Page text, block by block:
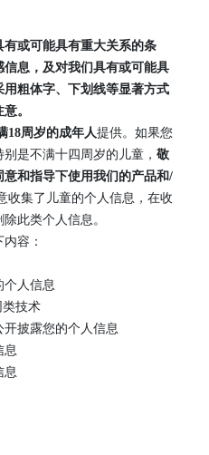
或可能具有重大关系的条
息，及对我们具有或可能具
粗体字、下划线等显著方式
。
18周岁的成年人提供。如果您
别是不满十四周岁的儿童， 敬
和指导下使用我们的产品和/
收集了儿童的个人信息，在收
此类个人信息。
容：
个人信息
类技术
开披露您的个人信息
息
息